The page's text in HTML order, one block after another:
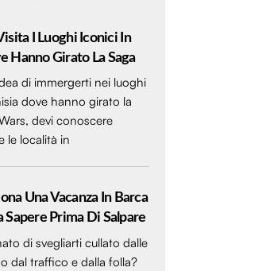
I Luoghi Iconici In
Hanno Girato La Saga
di immergerti nei luoghi
dove hanno girato la
devi conoscere
le località in
Una Vacanza In Barca
Sapere Prima Di Salpare
di svegliarti cullato dalle
dal traffico e dalla folla?